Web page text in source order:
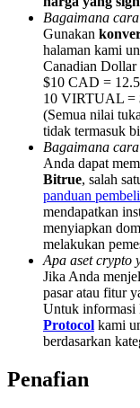
Deposit
Share 500000
Exclusive for
Register &
Precious Metals
Trade Gold &
Bagaimana
Gunakan
halaman kami
Canadian Dollar
$10 CAD =
10 VIRTUAL =
(Semua nilai
tidak termasuk
Bagaimana
Anda dapat
Bitrue, salah
panduan
mendapatkan
menyiapkan
melakukan
Apa aset crypto
Jika Anda
pasar atau fitur
Untuk informasi
Protocol kami
berdasarkan
Penafian